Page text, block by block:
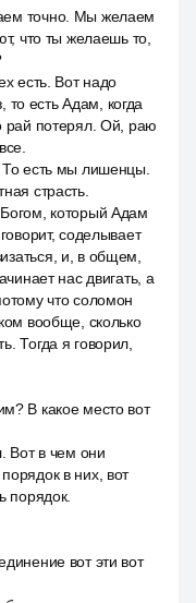
точно. Мы желаем
что ты желаешь то,
есть. Вот надо
то есть Адам, когда
рай потерял. Ой, раю
есть мы лишенцы.
страсть.
который Адам
соделывает
и, в общем,
нас двигать, а
что соломон
вообще, сколько
Тогда я говорил,
В какое место вот
Вот в чем они
в них, вот
порядок.
вот эти вот